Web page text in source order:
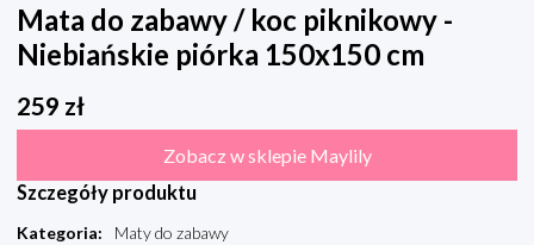
Mata do zabawy / koc piknikowy -
Niebiańskie piórka 150x150 cm
259 zł
Zobacz w sklepie Maylily
Szczegóły produktu
Kategoria:
Maty do zabawy